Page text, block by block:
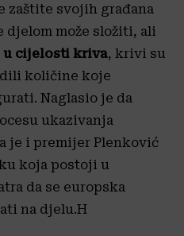
zaštite svojih građana
djelom može složiti, ali
u cijelosti kriva, krivi su
količine koje
Naglasio je da
ukazivanja
je i premijer Plenković
koja postoji u
da se europska
na djelu.H